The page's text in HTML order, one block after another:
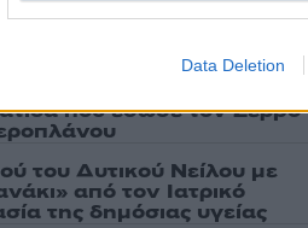
Data Deletion
του ήταν σαν
που έσωσε τον Σέρβο
του Δυτικού Νείλου με
από τον Ιατρικό
της δημόσιας υγείας